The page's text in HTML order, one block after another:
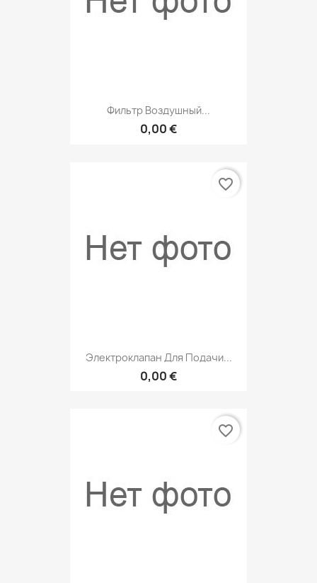
Фильтр Воздушный...
0,00 €
Электроклапан Для Подачи...
0,00 €
favorite_border
favorite_border